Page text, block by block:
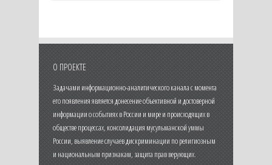
О ПРОЕКТЕ
Задачами информационно-аналитического канала с момента
его появления является донесение объективной и достоверной
информации о событиях в России и мире и происходящих в
обществе процессах, консолидация мусульманской уммы
России, выявление случаев дискриминации по религиозным
и национальным признакам, защита прав верующих.